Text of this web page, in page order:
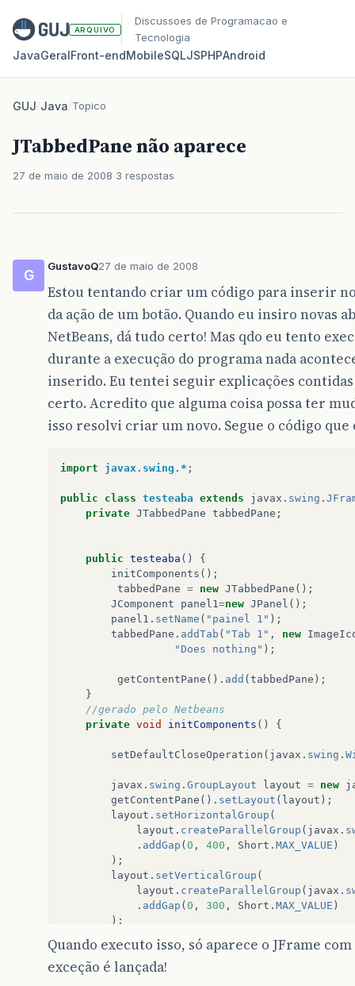
ARQUIVO
Discussoes de Programacao e
Tecnologia
JavaGeralFront‑endMobileSQLJSPHPAndroid
GUJ/Java/Topico
JTabbedPane não aparece
27 de maio de 2008 3 respostas
G
GustavoQ27 de maio de 2008
Estou tentando criar um código para inserir
da ação de um botão. Quando eu insiro novas
NetBeans, dá tudo certo! Mas qdo eu tento
durante a execução do programa nada
inserido. Eu tentei seguir explicações
certo. Acredito que alguma coisa possa ter
isso resolvi criar um novo. Segue o código
import javax.swing.* ;
public class testeaba extends javax . swing .
private JTabbedPane tabbedPane ;
public testeaba ()
{
initComponents ();
tabbedPane = new JTabbedPane ();
JComponent
panel1=new JPanel ();
panel1 . setName ( "painel 1" );
tabbedPane . addTab ( "Tab 1" , new
"Does nothing" );
getContentPane (). add ( tabbedPane );
}
//gerado pelo Netbeans
private void initComponents () {
setDefaultCloseOperation ( javax . swing .
javax . swing . GroupLayout layout = new
getContentPane (). setLayout ( layout );
layout . setHorizontalGroup (
layout . createParallelGroup ( javax .
. addGap ( 0 , 400 , Short . MAX_VALUE )
);
layout . setVerticalGroup (
layout . createParallelGroup ( javax .
. addGap ( 0 , 300 , Short . MAX_VALUE )
);
pack();
}// </editor-fold>
Quando executo isso, só aparece o JFrame
exceção é lançada!